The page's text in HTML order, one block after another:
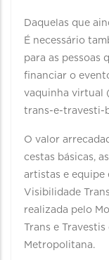
Daquelas que
É necessário
para as pessoas
financiar o
vaquinha virtual
trans-e-travesti-
O valor
cestas básicas,
artistas e equipe
Visibilidade
realizada pelo
Trans e
Metropolitana.